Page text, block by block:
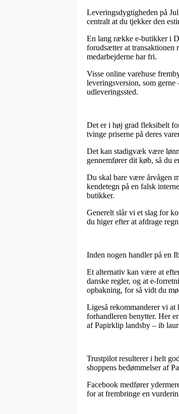
Leveringsdygtigheden på
centralt at du tjekker den
En lang række e-butikker i
forudsætter at transaktionen
medarbejderne har fri.
Visse online varehuse
leveringsversion, som
udleveringssted.
Det er i høj grad fleksibelt
tvinge priserne på deres
Det kan stadigvæk være
gennemfører dit køb, så du
Du skal bare være årvågen
kendetegn på en falsk
butikker.
Generelt slår vi et slag for
du higer efter at afdrage
Inden nogen handler på en
Et alternativ kan være at
danske regler, og at e-
opbakning, for så vidt du
Ligeså rekommanderer vi
forhandleren benytter. Her
af Papirklip landsby – ib
Trustpilot resulterer i helt
shoppens bedømmelser af
Facebook medfører
for at frembringe en